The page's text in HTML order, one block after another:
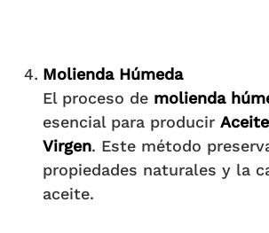
Molienda Húmeda
El proceso de molienda
esencial para producir
Virgen. Este método
propiedades naturales y la
aceite.